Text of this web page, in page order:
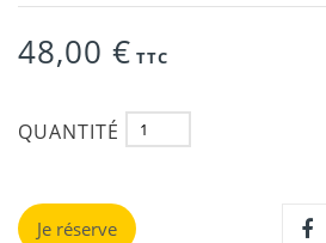
48,00 € TTC
QUANTITÉ
Je réserve